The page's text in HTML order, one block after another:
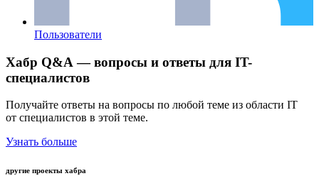
Пользователи
Хабр Q&A — вопросы и ответы для IT-
специалистов
Получайте ответы на вопросы по любой теме из области IT
от специалистов в этой теме.
Узнать больше
другие проекты хабра